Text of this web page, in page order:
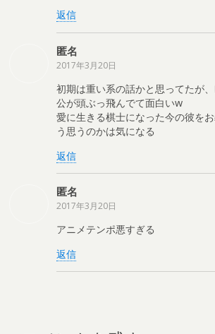
返信
匿名
2017年3月20日
初期は重い系の話かと思ってたが
公が頭ぶっ飛んでて面白いw
愛に生きる棋士になった今の彼を
う思うのかは気になる
返信
匿名
2017年3月20日
アニメテンポ悪すぎる
返信